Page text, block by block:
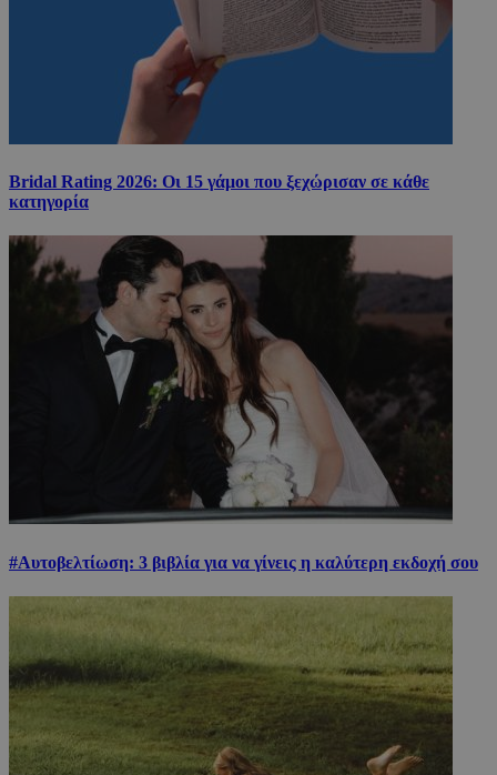
Bridal Rating 2026: Οι 15 γάμοι που ξεχώρισαν σε κάθε
κατηγορία
#Αυτοβελτίωση: 3 βιβλία για να γίνεις η καλύτερη εκδοχή σου